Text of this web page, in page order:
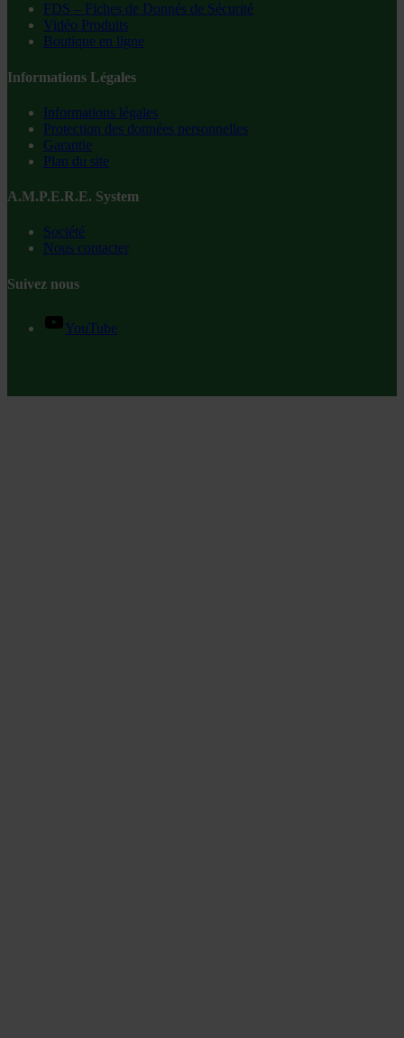
FDS – Fiches de Donnés de Sécurité
Vidéo Produits
Boutique en ligne
Informations Légales
Informations légales
Protection des données personnelles
Garantie
Plan du site
A.M.P.E.R.E. System
Société
Nous contacter
Suivez nous
YouTube